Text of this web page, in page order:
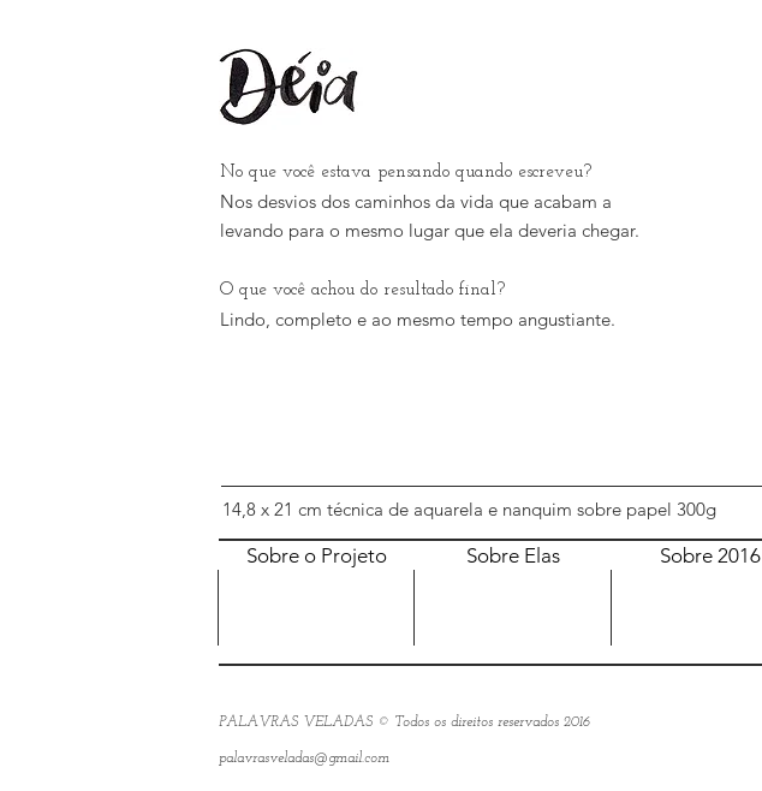
No que você estava pensando quando escreveu?
Nos desvios dos caminhos da vida que acabam a
levando para o mesmo lugar que ela deveria chegar.
O que você achou do resultado final?
Lindo, completo e ao mesmo tempo angustiante.
14,8 x 21 cm técnica de aquarela e nanquim sobre papel 300g
Sobre Elas
Sobre o Projeto Sobre 2016
PALAVRAS VELADAS © Todos os direitos reservados 2016
palavrasveladas@gmail.com